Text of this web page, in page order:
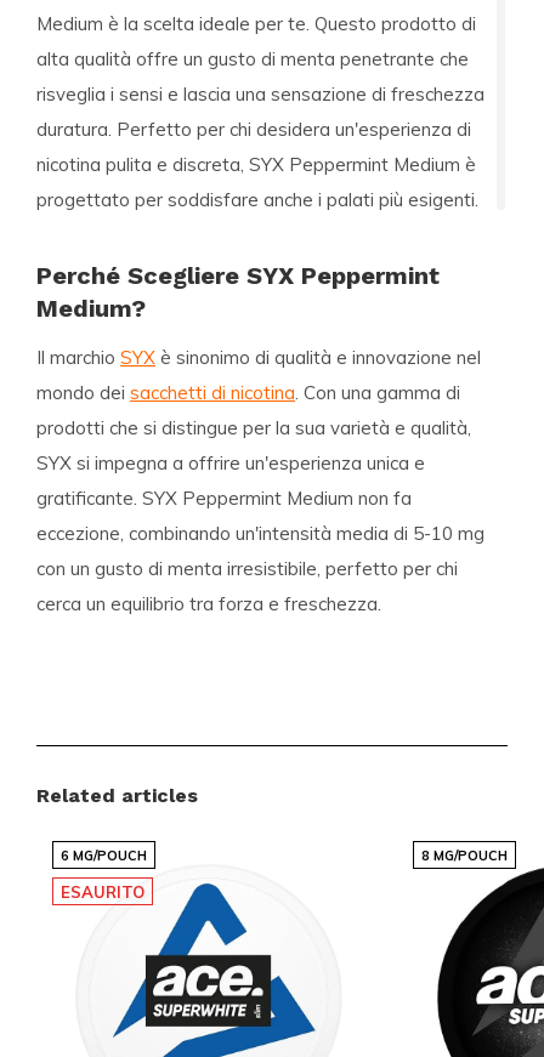
Medium è la scelta ideale per te. Questo prodotto di
alta qualità offre un gusto di menta penetrante che
risveglia i sensi e lascia una sensazione di freschezza
duratura. Perfetto per chi desidera un'esperienza di
nicotina pulita e discreta, SYX Peppermint Medium è
progettato per soddisfare anche i palati più esigenti.
Perché Scegliere SYX Peppermint
Medium?
Il marchio SYX è sinonimo di qualità e innovazione nel
mondo dei sacchetti di nicotina . Con una gamma di
prodotti che si distingue per la sua varietà e qualità,
SYX si impegna a offrire un'esperienza unica e
gratificante. SYX Peppermint Medium non fa
eccezione, combinando un'intensità media di 5-10 mg
con un gusto di menta irresistibile, perfetto per chi
cerca un equilibrio tra forza e freschezza.
Gusto:Menta
SYX Peppermint Medium è perfetto per chi cerca
un'opzione discreta e portatile. La sua dimensione
slim lo rende facile da usare ovunque ti trovi, senza
compromettere la qualità o l'efficacia. Inoltre, il gusto
di menta è ideale per chi desidera una sensazione di
Related articles
6 MG/POUCH
ESAURITO
8 MG/POUCH